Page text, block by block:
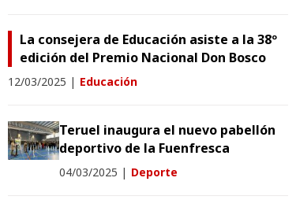
La consejera de Educación asiste a la 38º
edición del Premio Nacional Don Bosco
12/03/2025 | Educación
Teruel inaugura el nuevo pabellón
deportivo de la Fuenfresca
04/03/2025 | Deporte